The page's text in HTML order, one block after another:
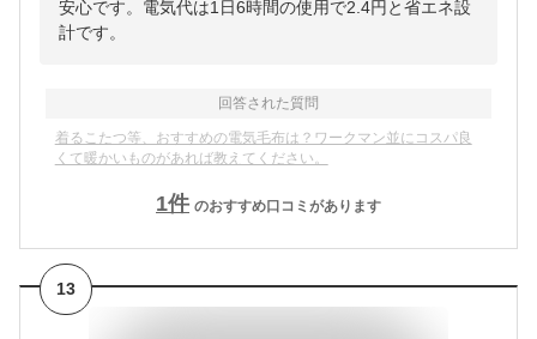
安心です。電気代は1日6時間の使用で2.4円と省エネ設
計です。
回答された質問
着るこたつ等、おすすめの電気毛布は？ワークマン並にコスパ良
くて暖かいものがあれば教えてください。
1件 のおすすめ口コミがあります
13